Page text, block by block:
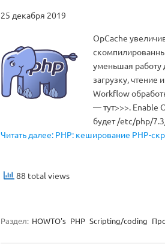
25 декабря 2019
OpCache
уменьшая работу
загрузку, чтение
Workflow
— тут>>>. Enable
будет /etc/php/
Читать далее: PHP: кеширование PHP-
88 total views
Раздел: HOWTO's PHP Scripting/coding